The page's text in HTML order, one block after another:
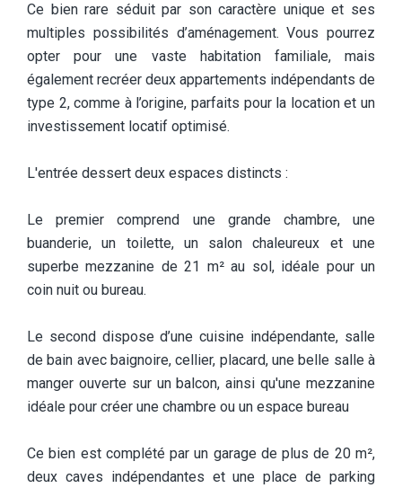
Ce bien rare séduit par son caractère unique et ses
multiples possibilités d’aménagement. Vous pourrez
opter pour une vaste habitation familiale, mais
également recréer deux appartements indépendants de
type 2, comme à l’origine, parfaits pour la location et un
investissement locatif optimisé.
L'entrée dessert deux espaces distincts :
Le premier comprend une grande chambre, une
buanderie, un toilette, un salon chaleureux et une
superbe mezzanine de 21 m² au sol, idéale pour un
coin nuit ou bureau.
Le second dispose d’une cuisine indépendante, salle
de bain avec baignoire, cellier, placard, une belle salle à
manger ouverte sur un balcon, ainsi qu'une mezzanine
idéale pour créer une chambre ou un espace bureau
Ce bien est complété par un garage de plus de 20 m²,
deux caves indépendantes et une place de parking